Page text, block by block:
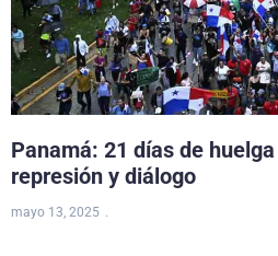
Panamá: 21 días de
represión y diálogo
mayo 13, 2025